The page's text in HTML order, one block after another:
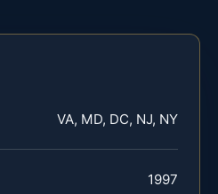
VA, MD, DC, NJ, NY
1997